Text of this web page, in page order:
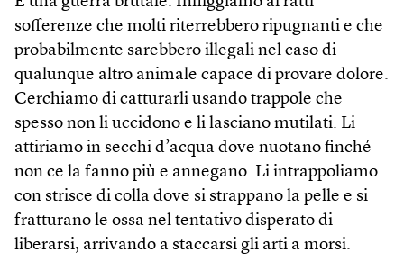
sofferenze che molti riterrebbero ripugnanti e che
probabilmente sarebbero illegali nel caso di
qualunque altro animale capace di provare dolore.
Cerchiamo di catturarli usando trappole che
spesso non li uccidono e li lasciano mutilati. Li
attiriamo in secchi d’acqua dove nuotano finché
non ce la fanno più e annegano. Li intrappoliamo
con strisce di colla dove si strappano la pelle e si
fratturano le ossa nel tentativo disperato di
liberarsi, arrivando a staccarsi gli arti a morsi.